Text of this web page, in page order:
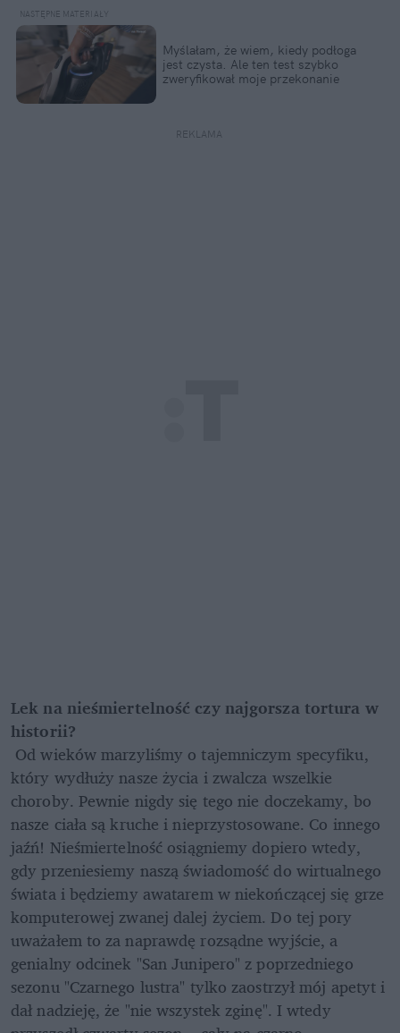
Myślałam, że wiem, kiedy podłoga
jest czysta. Ale ten test szybko
zweryfikował moje przekonanie
REKLAMA
Lek na nieśmiertelność czy najgorsza tortura w
historii?
który wydłuży nasze życia i zwalcza wszelkie
choroby. Pewnie nigdy się tego nie doczekamy, bo
nasze ciała są kruche i nieprzystosowane. Co innego
jaźń! Nieśmiertelność osiągniemy dopiero wtedy,
gdy przeniesiemy naszą świadomość do wirtualnego
świata i będziemy awatarem w niekończącej się grze
komputerowej zwanej dalej życiem. Do tej pory
uważałem to za naprawdę rozsądne wyjście, a
genialny odcinek "San Junipero" z poprzedniego
sezonu "Czarnego lustra" tylko zaostrzył mój apetyt i
dał nadzieję, że "nie wszystek zginę". I wtedy